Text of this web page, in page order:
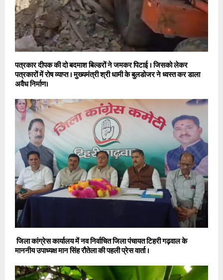
पत्रकार दीपक की दो बदमाश बिल्डरों ने जमकर पिटाई । जिसको लेकर
पत्रकारों में रोष व्याप्त । मुख्यमंत्री श्री धामी के बुलडोजर ने ध्वस्त कर डाला
अवैध निर्माण।
जिला कांग्रेस कार्यालय में नव निर्वाचित जिला पंचायत टिहरी गढ़वाल के
माननीय उपाध्यक्ष मान सिंह रौतेला की पहली प्रेस वार्ता ।